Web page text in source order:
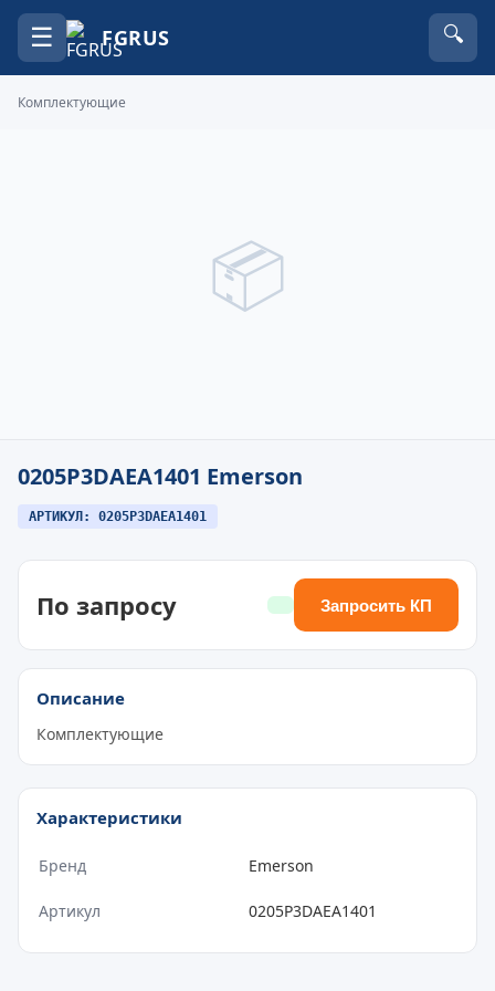
☰ FGRUS 🔍
Комплектующие
📦
0205P3DAEA1401 Emerson
АРТИКУЛ: 0205P3DAEA1401
По запросу Запросить КП
Описание
Комплектующие
Характеристики
Бренд Emerson
Артикул 0205P3DAEA1401